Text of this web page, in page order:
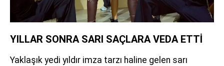
YILLAR SONRA SARI SAÇLARA VEDA ETTİ
Yaklaşık yedi yıldır imza tarzı haline gelen sarı